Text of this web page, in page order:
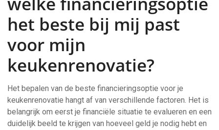
het beste bij mij past
voor mijn
keukenrenovatie?
Het bepalen van de beste financieringsoptie voor je
keukenrenovatie hangt af van verschillende factoren. Het is
belangrijk om eerst je financiële situatie te evalueren en een
duidelijk beeld te krijgen van hoeveel geld je nodig hebt en